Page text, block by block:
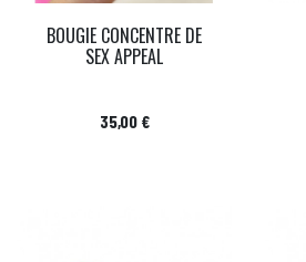
BOUGIE CONCENTRE DE
SEX APPEAL
Prix
35,00 €